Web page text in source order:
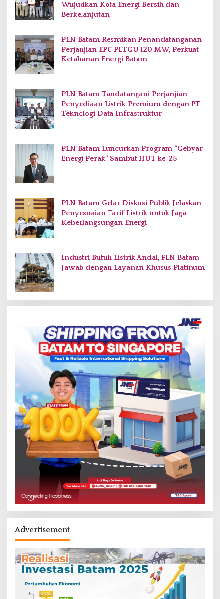
Wujudkan Kota Energi Bersih dan
Berkelanjutan
PLN Batam Resmikan Penandatanganan
Perjanjian EPC PLTGU 120 MW, Perkuat
Ketahanan Energi Batam
PLN Batam Tandatangani Perjanjian
Penyediaan Listrik Premium dengan PT
Teknologi Data Infrastruktur
PLN Batam Luncurkan Program “Gebyar
Energi Perak” Sambut HUT ke-25
PLN Batam Gelar Diskusi Publik Jelaskan
Penyesuaian Tarif Listrik untuk Jaga
Keberlangsungan Energi
Industri Butuh Listrik Andal, PLN Batam
Jawab dengan Layanan Khusus Platinum
Advertisement